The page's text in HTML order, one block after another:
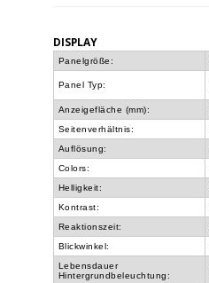
DISPLAY
Panelgröße:
Panel Typ:
Anzeigefläche (mm):
Seitenverhältnis:
Auflösung:
Colors:
Helligkeit:
Kontrast:
Reaktionszeit:
Blickwinkel:
Lebensdauer
Hintergrundbeleuchtung: